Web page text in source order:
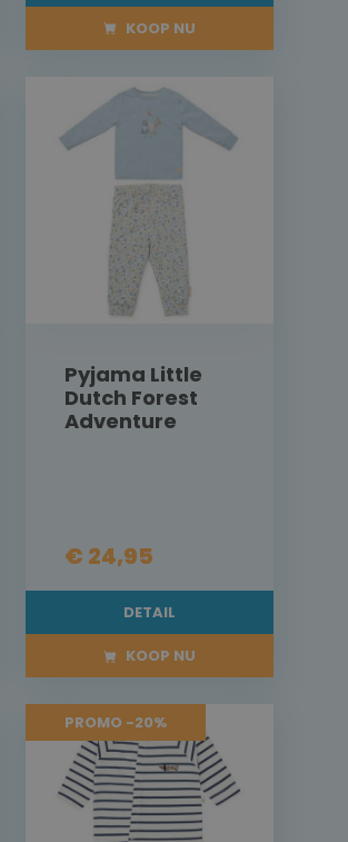
KOOP NU
Pyjama Little
Dutch Forest
Adventure
€ 24,95
DETAIL
KOOP NU
PROMO -20%